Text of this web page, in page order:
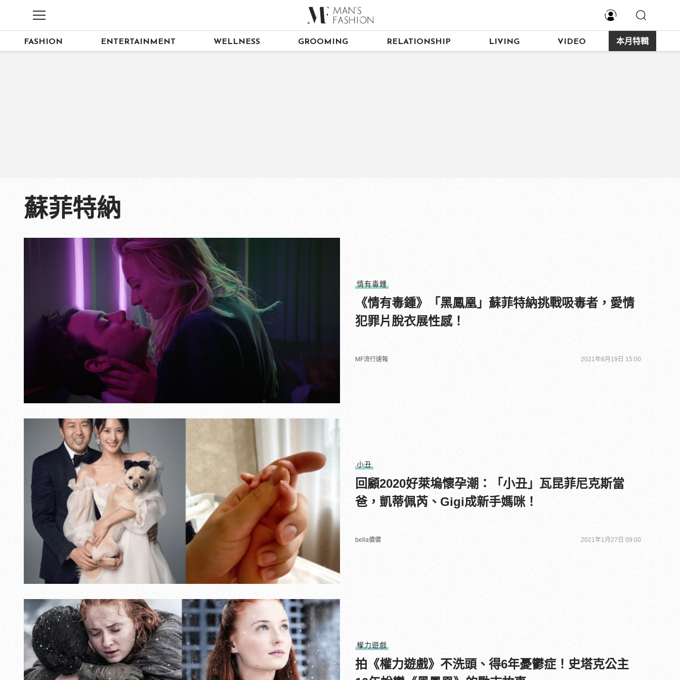
FASHION ENTERTAINMENT WELLNESS GROOMING RELATIONSHIP LIVING VIDEO 本月特輯
蘇菲特納
情有毒鍾
《情有毒鍾》「黑鳳凰」蘇菲特納挑戰吸毒者，愛情
犯罪片脫衣展性感！
MF流行速報 2021年8月19日 15:00
小丑
回顧2020好萊塢懷孕潮：「小丑」瓦昆菲尼克斯當
爸，凱蒂佩芮、Gigi成新手媽咪！
bella儂儂 2021年1月27日 09:00
權力遊戲
拍《權力遊戲》不洗頭、得6年憂鬱症！史塔克公主